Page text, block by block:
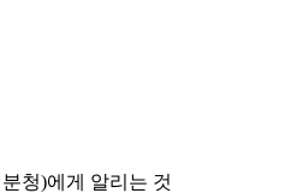
청)에게 알리는 것